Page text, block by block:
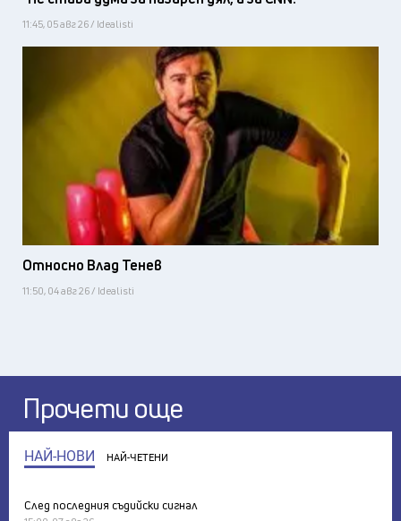
11:45, 05 авг 26 / Idealisti
Относно Влад Тенев
11:50, 04 авг 26 / Idealisti
Прочети още
НАЙ-НОВИ НАЙ-ЧЕТЕНИ
След последния съдийски сигнал